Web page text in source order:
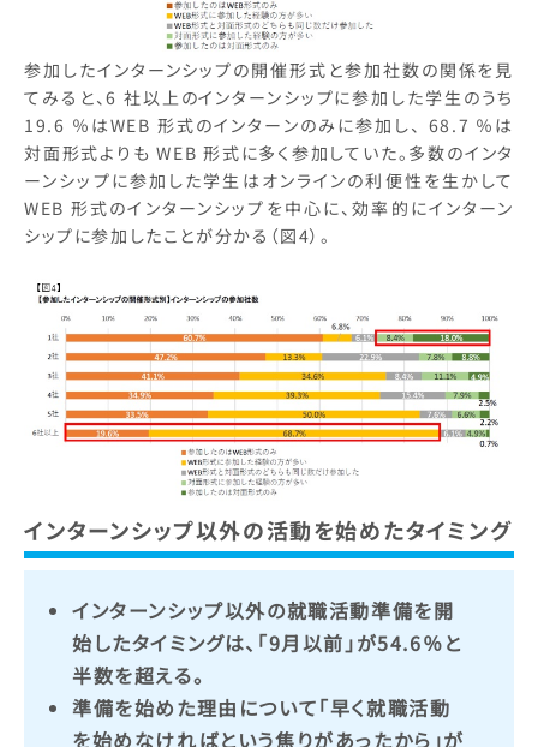
参加したインターンシップの開催形式と参加社数の関係を見
てみると、6 社以上のインターンシップに参加した学生のうち
19.6 ％はWEB 形式のインターンのみに参加し、 68.7 ％は
対面形式よりも WEB 形式に多く参加していた。多数のインタ
ーンシップに参加した学生はオンラインの利便性を生かして
WEB 形式のインターンシップを中心に、効率的にインターン
シップに参加したことが分かる（図4）。
インターンシップ以外の活動を始めたタイミング
インターンシップ以外の就職活動準備を開
始したタイミングは、「9月以前」が54.6％と
半数を超える。
準備を始めた理由について「早く就職活動
を始めなければという焦りがあったから」が